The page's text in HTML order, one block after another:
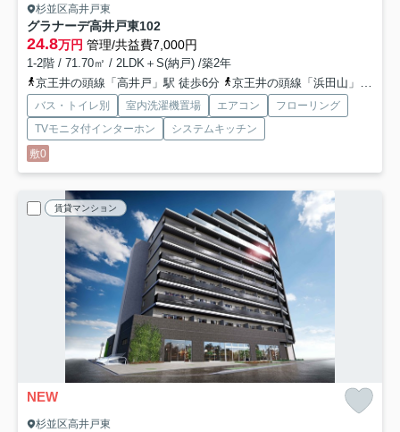
杉並区高井戸東
グラナーデ高井戸東102
24.8万円 管理/共益費7,000円
1-2階 / 71.70㎡ / 2LDK＋S(納戸) /築2年
京王井の頭線「高井戸」駅 徒歩6分
京王井の頭線「浜田山」駅 徒歩16分
バス・トイレ別 室内洗濯機置場 エアコン
フローリング
TVモニタ付インターホン
システムキッチン
敷0
賃貸マンション
NEW
杉並区高井戸東